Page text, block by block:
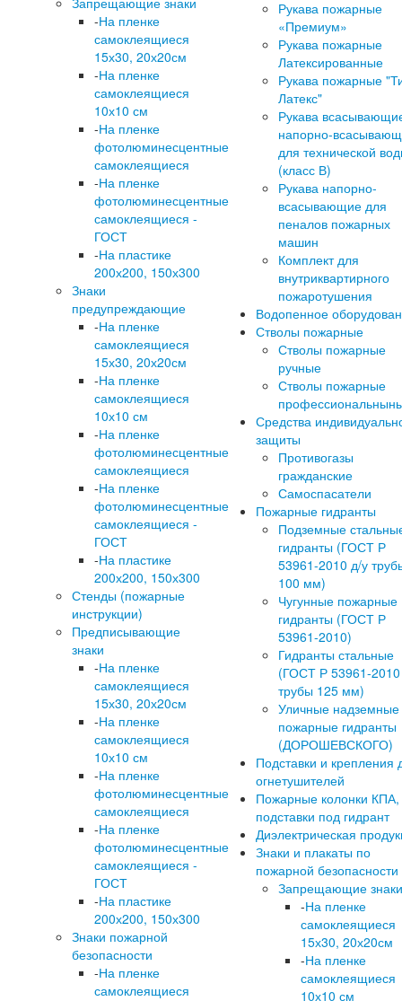
-На пленке
самоклеящиеся
15х30, 20х20см
-На пленке
самоклеящиеся
10х10 см
-На пленке
фотолюминесцентные
самоклеящиеся
-На пленке
фотолюминесцентные
самоклеящиеся -
ГОСТ
-На пластике
200х200, 150х300
Знаки
предупреждающие
-На пленке
самоклеящиеся
15х30, 20х20см
-На пленке
самоклеящиеся
10х10 см
-На пленке
фотолюминесцентные
самоклеящиеся
-На пленке
фотолюминесцентные
самоклеящиеся -
ГОСТ
-На пластике
200х200, 150х300
Стенды (пожарные
инструкции)
Предписывающие
знаки
-На пленке
самоклеящиеся
15х30, 20х20см
-На пленке
самоклеящиеся
10х10 см
-На пленке
фотолюминесцентные
самоклеящиеся
-На пленке
фотолюминесцентные
самоклеящиеся -
ГОСТ
-На пластике
200х200, 150х300
Знаки пожарной
безопасности
-На пленке
самоклеящиеся
Рукава пожарные
«Премиум»
Рукава пожарные
Латексированные
Рукава пожарные
Латекс"
Рукава
напорно-
для технической
(класс В)
Рукава напорно-
всасывающие для
пеналов пожарных
машин
Комплект для
внутриквартирного
пожаротушения
Водопенное
Стволы пожарные
Стволы пожарные
ручные
Стволы пожарные
Средства
защиты
Противогазы
гражданские
Самоспасатели
Пожарные гидранты
Подземные
гидранты (ГОСТ Р
53961-2010 д/у
100 мм)
Чугунные пожарные
гидранты (ГОСТ Р
53961-2010)
Гидранты стальные
(ГОСТ Р 53961-2010
трубы 125 мм)
Уличные надземные
пожарные гидранты
(ДОРОШЕВСКОГО)
Подставки и крепления
огнетушителей
Пожарные колонки КПА,
подставки под гидрант
Диэлектрическая
Знаки и плакаты по
пожарной безопасности
Запрещающие знаки
-На пленке
самоклеящиеся
15х30, 20х20см
-На пленке
самоклеящиеся
10х10 см